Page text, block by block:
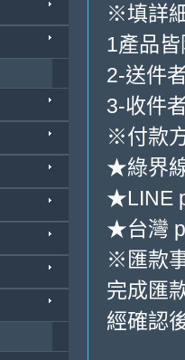
※填詳
1產品
2-送件
3-收件
※付款
★綠界
★LINE
★台灣
※匯款
完成匯
經確認